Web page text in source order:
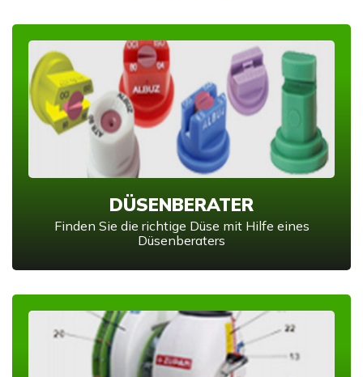
DÜSENBERATER
Finden Sie die richtige Düse mit Hilfe eines
Düsenberaters